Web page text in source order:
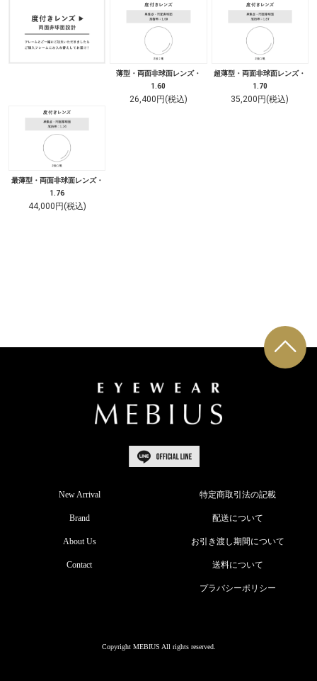
薄型・両面非球面レンズ・
1.60
26,400円(税込)
超薄型・両面非球面レンズ・
1.70
35,200円(税込)
最薄型・両面非球面レンズ・
1.76
44,000円(税込)
New Arrival
Brand
About Us
Contact
特定商取引法の記載
配送について
お引き渡し期間について
送料について
プラバシーポリシー
Copyright MEBIUS All rights reserved.